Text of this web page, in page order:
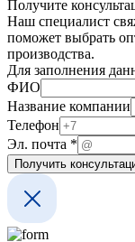
Получите
Наш специалист
поможет выбрать
производства.
Для заполнения
ФИО
почта
ФИО
Эл.
Название компании
Телефон
Эл. почта *
Получить